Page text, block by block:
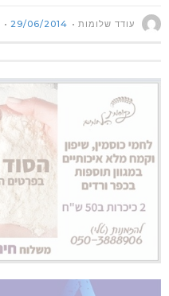
עודד שלומות 29/06/2014